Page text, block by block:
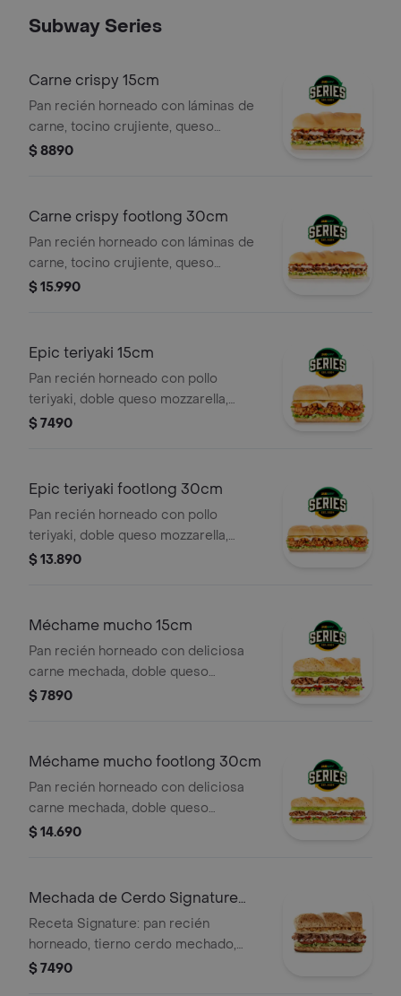
Subway Series
Carne crispy 15cm
Pan recién horneado con láminas de
carne, tocino crujiente, queso
mozzarella y cheddar fundidos,
crispy.
$ 8890
Carne crispy footlong 30cm
Pan recién horneado con láminas de
carne, tocino crujiente, queso
mozzarella y cheddar fundidos,
crispy.
$ 15.990
Epic teriyaki 15cm
Pan recién horneado con pollo
teriyaki, doble queso mozzarella,
lechuga fresca, tomate, pimentón,
$ 7490
Epic teriyaki footlong 30cm
Pan recién horneado con pollo
teriyaki, doble queso mozzarella,
lechuga fresca, tomate, pimentón,
$ 13.890
Méchame mucho 15cm
Pan recién horneado con deliciosa
carne mechada, doble queso
mozzarella, palta cremosa, tomate,
$ 7890
Méchame mucho footlong 30cm
Pan recién horneado con deliciosa
carne mechada, doble queso
mozzarella, palta cremosa, tomate,
$ 14.690
Mechada de Cerdo Signature
15cm
Receta Signature: pan recién
horneado, tierno cerdo mechado,
doble queso mozzarella fundido,
$ 7490